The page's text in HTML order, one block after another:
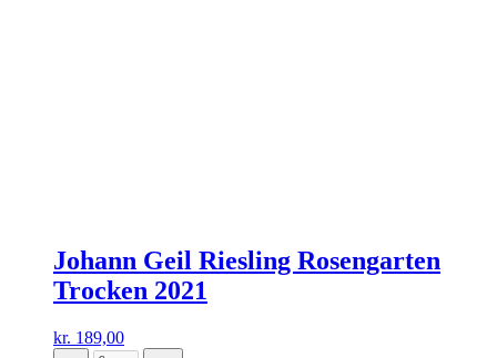
Johann Geil Riesling Rosengarten
Trocken 2021
kr. 189,00